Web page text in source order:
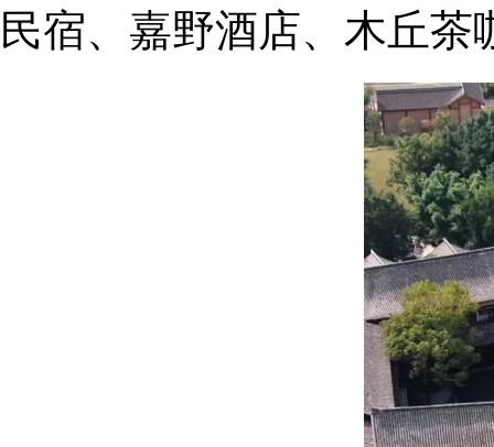
民宿、嘉野酒店、木丘